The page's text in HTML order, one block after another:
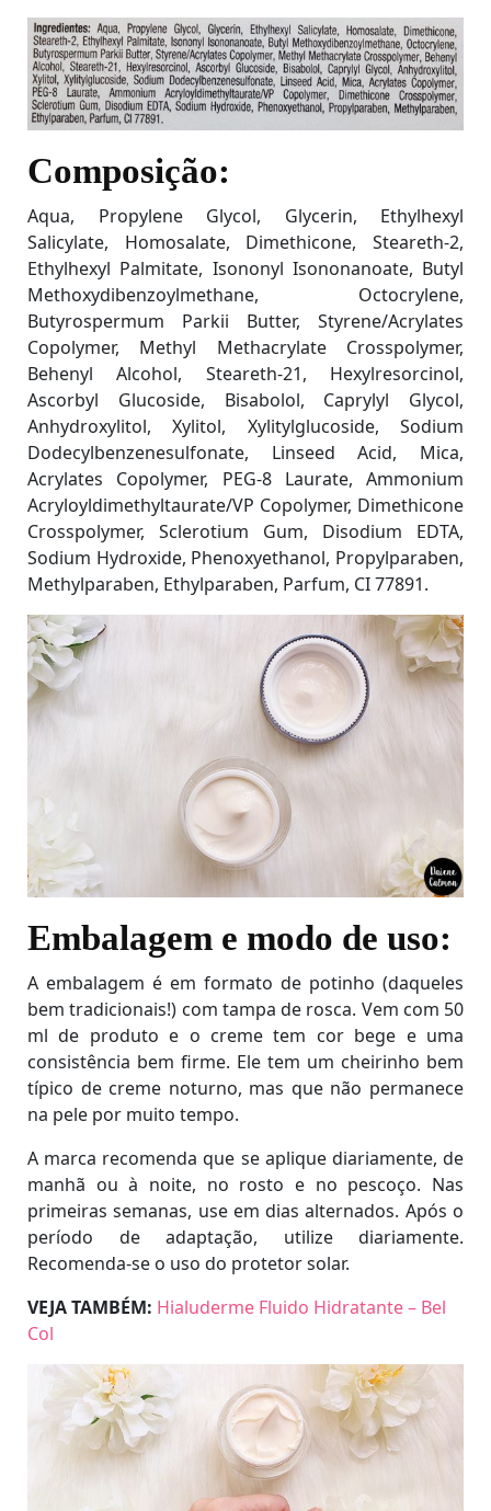
Composição:
Aqua, Propylene Glycol, Glycerin, Ethylhexyl
Salicylate, Homosalate, Dimethicone, Steareth-2,
Ethylhexyl Palmitate, Isononyl Isononanoate, Butyl
Methoxydibenzoylmethane, Octocrylene,
Butyrospermum Parkii Butter, Styrene/Acrylates
Copolymer, Methyl Methacrylate Crosspolymer,
Behenyl Alcohol, Steareth-21, Hexylresorcinol,
Ascorbyl Glucoside, Bisabolol, Caprylyl Glycol,
Anhydroxylitol, Xylitol, Xylitylglucoside, Sodium
Dodecylbenzenesulfonate, Linseed Acid, Mica,
Acrylates Copolymer, PEG-8 Laurate, Ammonium
Acryloyldimethyltaurate/VP Copolymer, Dimethicone
Crosspolymer, Sclerotium Gum, Disodium EDTA,
Sodium Hydroxide, Phenoxyethanol, Propylparaben,
Methylparaben, Ethylparaben, Parfum, CI 77891.
Embalagem e modo de uso:
A embalagem é em formato de potinho (daqueles
bem tradicionais!) com tampa de rosca. Vem com 50
ml de produto e o creme tem cor bege e uma
consistência bem firme. Ele tem um cheirinho bem
típico de creme noturno, mas que não permanece
na pele por muito tempo.
A marca recomenda que se aplique diariamente, de
manhã ou à noite, no rosto e no pescoço. Nas
primeiras semanas, use em dias alternados. Após o
período de adaptação, utilize diariamente.
Recomenda-se o uso do protetor solar.
VEJA TAMBÉM: Hialuderme Fluido Hidratante – Bel
Col